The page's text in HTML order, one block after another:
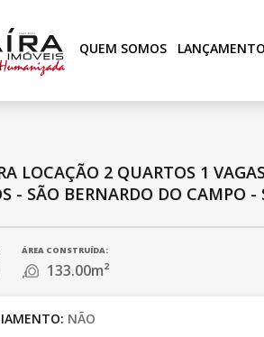
QUEM SOMOS
LOCAÇÃO 2 QUARTOS 1
- SÃO BERNARDO DO CAMPO -
ÁREA CONSTRUÍDA:
133.00m²
NÃO